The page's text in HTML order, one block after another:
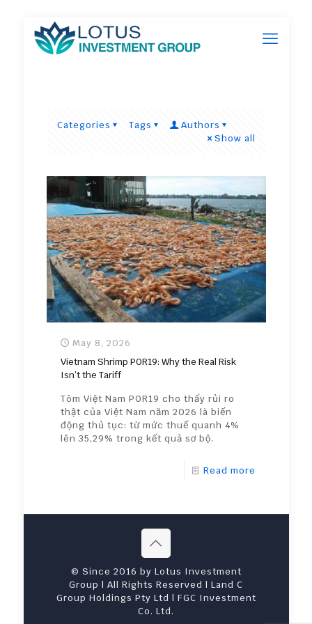
Categories Tags
Authors
Show all
May 8, 2026
Vietnam Shrimp POR19: Why the Real Risk
Isn’t the Tariff
Tôm Việt Nam POR19 cho thấy rủi ro
thật của Việt Nam năm 2026 là biến
động thủ tục: từ mức thuế quanh 4%
lên 35,29% trong kết quả sơ bộ.
Read more
© Since 2016 by Lotus Investment
Group | All Rights Reserved | Land C
Group Holdings Pty Ltd | FGC Investment
Co. Ltd.